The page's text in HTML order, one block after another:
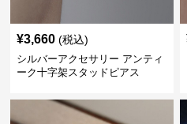
¥3,660 (税込)
シルバーアクセサリー アンティ
ーク十字架スタッドピアス